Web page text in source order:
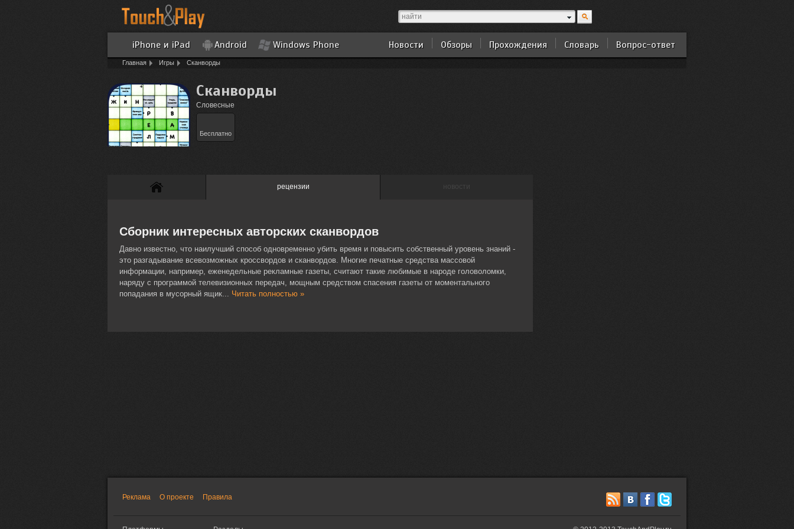
iPhone и iPad Android Windows Phone Новости Обзоры Прохождения Словарь Вопрос-ответ
Главная Игры Cканворды
Cканворды
Словесные
Бесплатно
рецензии новости
Сборник интересных авторских сканвордов
Давно известно, что наилучший способ одновременно убить время и повысить собственный уровень знаний -
это разгадывание всевозможных кроссвордов и сканвордов. Многие печатные средства массовой
информации, например, еженедельные рекламные газеты, считают такие любимые в народе головоломки,
наряду с программой телевизионных передач, мощным средством спасения газеты от моментального
попадания в мусорный ящик... Читать полностью »
Реклама О проекте Правила